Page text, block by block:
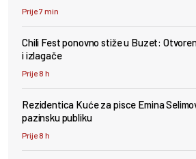
Prije 7 min
Chili Fest ponovno stiže u Buzet:
i izlagače
Prije 8 h
Rezidentica Kuće za pisce Emina
pazinsku publiku
Prije 8 h